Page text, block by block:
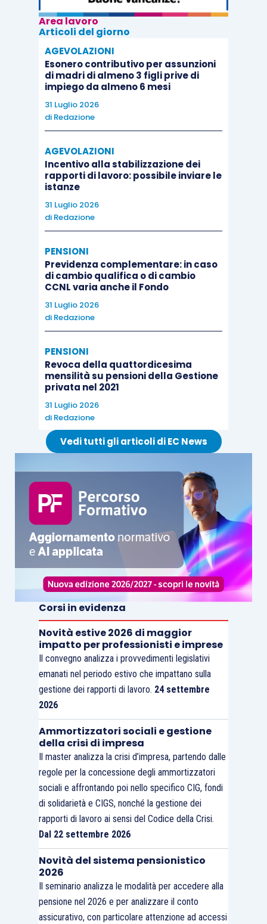
Area lavoro
Articoli del giorno
AGEVOLAZIONI
Esonero contributivo per assunzioni
di madri di almeno 3 figli prive di
impiego da almeno 6 mesi
31 Luglio 2026
di Redazione
AGEVOLAZIONI
Incentivo alla stabilizzazione dei
rapporti di lavoro: possibile inviare le
istanze
31 Luglio 2026
di Redazione
PENSIONI
Previdenza complementare: in caso
di cambio qualifica o di cambio
CCNL varia anche il Fondo
31 Luglio 2026
di Redazione
PENSIONI
Revoca della quattordicesima
mensilità su pensioni della Gestione
privata nel 2021
31 Luglio 2026
di Redazione
Vedi tutti gli articoli di EC News
Corsi in evidenza
Novità estive 2026 di maggior
impatto per professionisti e imprese
Il convegno analizza i provvedimenti legislativi
emanati nel periodo estivo che impattano sulla
gestione dei rapporti di lavoro. 24 settembre
2026
Ammortizzatori sociali e gestione
della crisi di impresa
Il master analizza la crisi d’impresa, partendo dalle
regole per la concessione degli ammortizzatori
sociali e affrontando poi nello specifico CIG, fondi
di solidarietà e CIGS, nonché la gestione dei
rapporti di lavoro ai sensi del Codice della Crisi.
Dal 22 settembre 2026
Novità del sistema pensionistico
2026
Il seminario analizza le modalità per accedere alla
pensione nel 2026 e per analizzare il conto
assicurativo, con particolare attenzione ad accessi